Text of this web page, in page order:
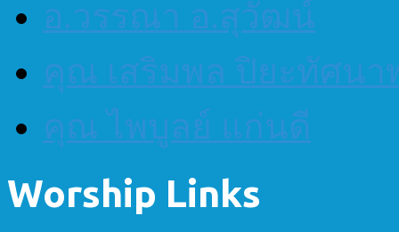
อ.วรรณา อ.สุวัฒน์
คุณ เสริมพล ปิยะทัศนา
คุณ ไพบูลย์ แก่นดี
Worship Links